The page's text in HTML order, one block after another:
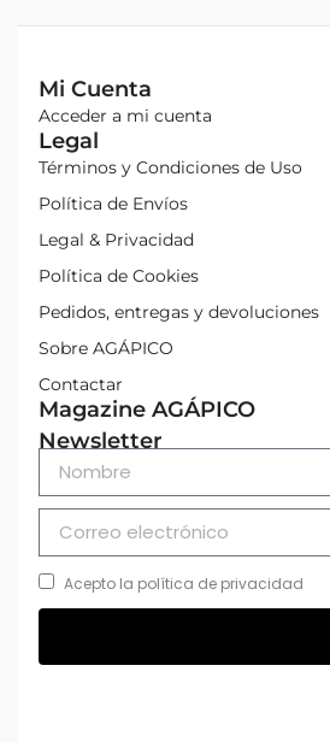
Mi Cuenta
Acceder a mi cuenta
Legal
Términos y Condiciones de Uso
Política de Envíos
Legal & Privacidad
Política de Cookies
Pedidos, entregas y devoluciones
Sobre AGÁPICO
Contactar
Magazine AGÁPICO
Newsletter
Acepto la política de privacidad